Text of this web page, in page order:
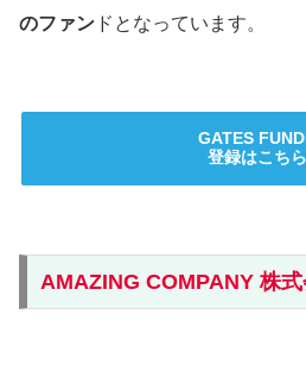
のファン ドとなっています。
GATES
登録はこちら
AMAZING COMPANY 株式